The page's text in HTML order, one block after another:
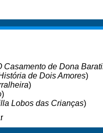
Casamento de Dona
de Dois Amores)
)
)
Lobos das Crianças)